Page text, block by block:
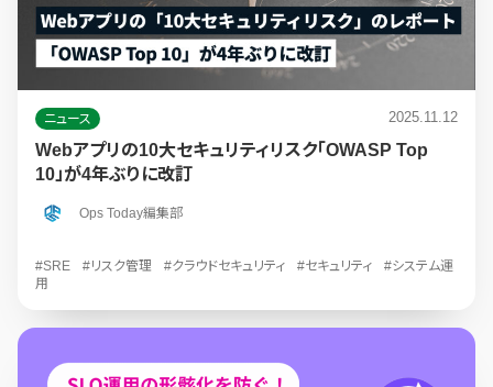
ニュース 2025.11.12
Webアプリの10大セキュリティリスク「OWASP Top
10」が4年ぶりに改訂
Ops Today編集部
#SRE #リスク管理 #クラウドセキュリティ #セキュリティ
#システム運
用